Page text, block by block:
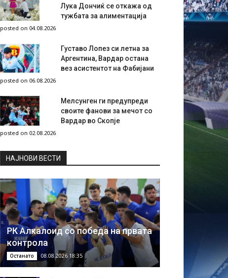
Лука Дончиќ се откажа од
тужбата за алиментација
posted on 04.08.2026
Густаво Лопез си летна за
Аргентина, Вардар остана
вез асистентот на Фабијани
posted on 06.08.2026
Мелсунген ги предупреди
своите фанови за мечот со
Вардар во Скопје
posted on 02.08.2026
НAЈНОВИ ВЕСТИ
РК Алкалоид со победа на првата
контрола
Останато 08.08.2026 18:35